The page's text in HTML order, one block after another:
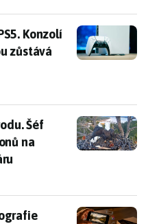
Konzolí by měl být
Konzolí
zůstává
Šéf OpenAI poslal
Šéf
na
zdarma a bez